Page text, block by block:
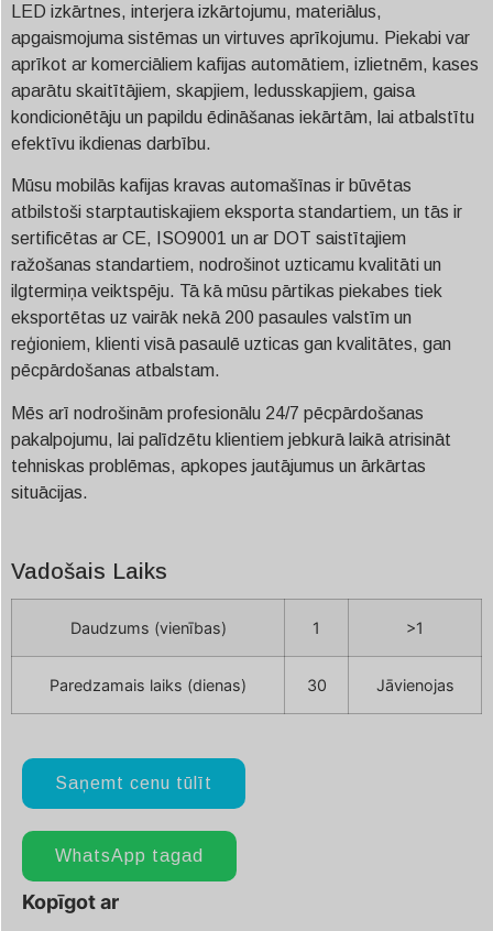
LED izkārtnes, interjera izkārtojumu, materiālus,
apgaismojuma sistēmas un virtuves aprīkojumu. Piekabi var
aprīkot ar komerciāliem kafijas automātiem, izlietnēm, kases
aparātu skaitītājiem, skapjiem, ledusskapjiem, gaisa
kondicionētāju un papildu ēdināšanas iekārtām, lai atbalstītu
efektīvu ikdienas darbību.
Mūsu mobilās kafijas kravas automašīnas ir būvētas
atbilstoši starptautiskajiem eksporta standartiem, un tās ir
sertificētas ar CE, ISO9001 un ar DOT saistītajiem
ražošanas standartiem, nodrošinot uzticamu kvalitāti un
ilgtermiņa veiktspēju. Tā kā mūsu pārtikas piekabes tiek
eksportētas uz vairāk nekā 200 pasaules valstīm un
reģioniem, klienti visā pasaulē uzticas gan kvalitātes, gan
pēcpārdošanas atbalstam.
Mēs arī nodrošinām profesionālu 24/7 pēcpārdošanas
pakalpojumu, lai palīdzētu klientiem jebkurā laikā atrisināt
tehniskas problēmas, apkopes jautājumus un ārkārtas
situācijas.
Vadošais Laiks
Daudzums (vienības) 1 >1
Paredzamais laiks (dienas) 30 Jāvienojas
Saņemt cenu tūlīt
WhatsApp tagad
Kopīgot ar